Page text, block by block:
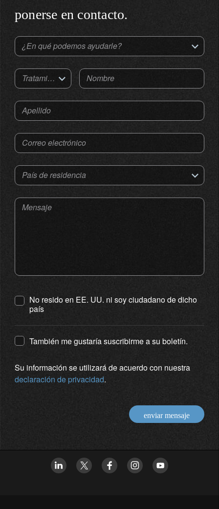
ponerse en contacto.
¿En qué podemos ayudarle?
Tratamiento Nombre
Apellido
Correo electrónico
País de residencia
Mensaje
No resido en EE. UU. ni soy ciudadano de dicho
país
También me gustaría suscribirme a su boletín.
Su información se utilizará de acuerdo con nuestra
declaración de privacidad.
enviar mensaje